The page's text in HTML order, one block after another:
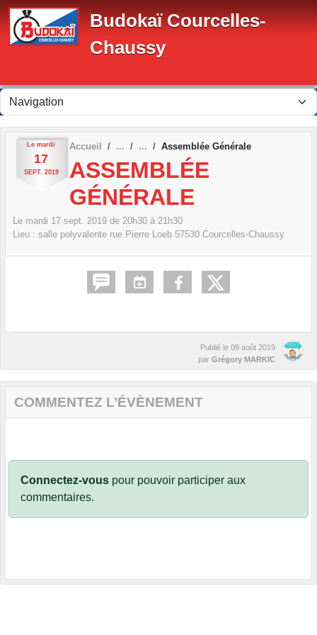
Budokaï Courcelles-
Chaussy
Le mardi
17
SEPT. 2019
Accueil Assemblée Générale
ASSEMBLÉE
GÉNÉRALE
Le mardi 17 sept. 2019 de 20h30 à 21h30
Lieu : salle polyvalente rue Pierre Loeb 57530 Courcelles-Chaussy
Publié le 09 août 2019
par Grégory MARKIC
COMMENTEZ L’ÉVÈNEMENT
Connectez-vous pour pouvoir participer aux
commentaires.
Panneau de gestion des cookies